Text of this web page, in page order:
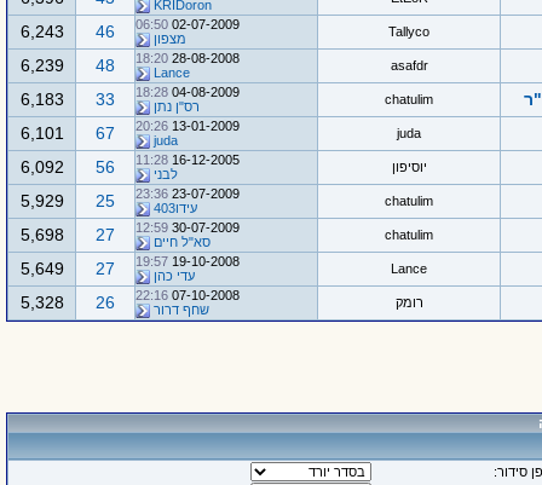
KRIDoron
Tallyco
02-07-2009
06:50
מצפון
46
6,243
asafdr
28-08-2008
18:20
Lance
48
6,239
chatulim
04-08-2009
18:28
רס"ן נתן
33
6,183
juda
13-01-2009
20:26
juda
67
6,101
יוסיפון 16-12-2005
11:28
לבני
56
6,092
chatulim
23-07-2009
23:36
עידו403
25
5,929
chatulim
30-07-2009
12:59
סא"ל חיים
27
5,698
Lance
19-10-2008
19:57
עדי כהן
27
5,649
רומק 07-10-2008
22:16
שחף דרור
26
5,328
סידור: